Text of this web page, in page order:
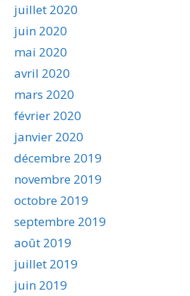
juillet 2020
juin 2020
mai 2020
avril 2020
mars 2020
février 2020
janvier 2020
décembre 2019
novembre 2019
octobre 2019
septembre 2019
août 2019
juillet 2019
juin 2019